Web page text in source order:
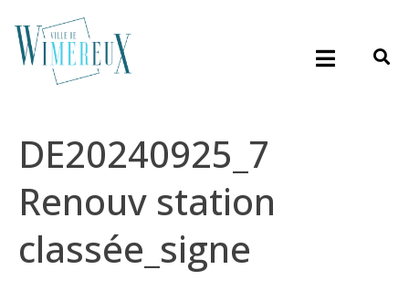
DE20240925_7
Renouv station
classée_signe